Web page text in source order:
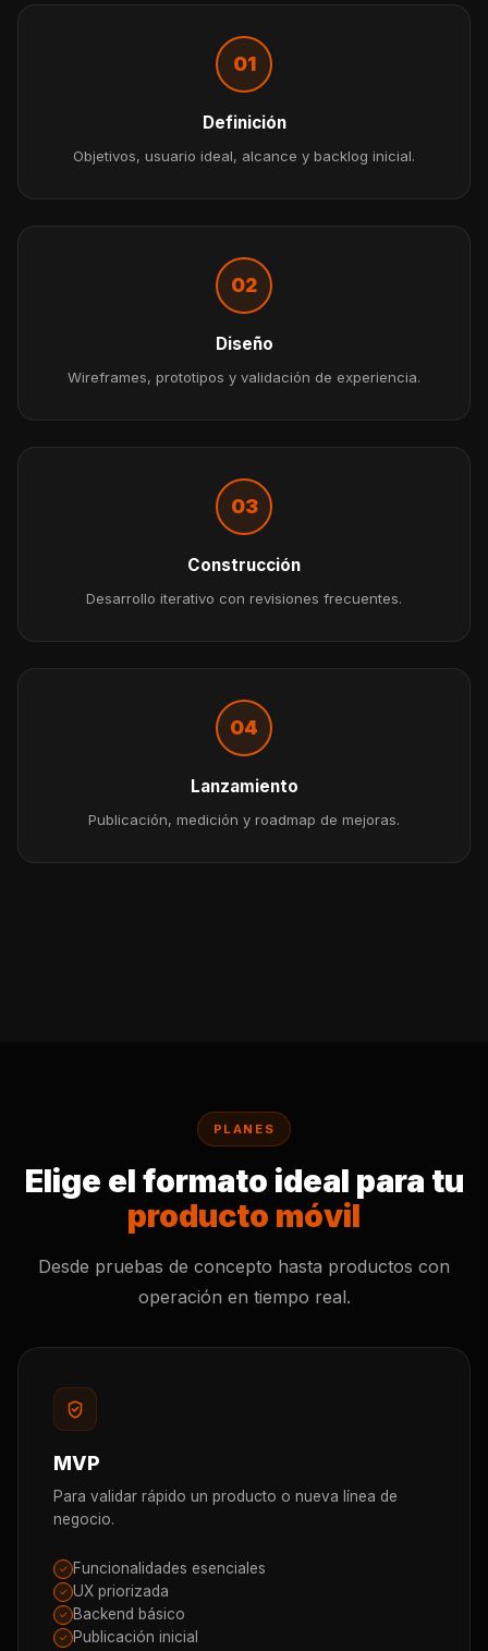
01
Definición
Objetivos, usuario ideal, alcance y backlog inicial.
02
Diseño
Wireframes, prototipos y validación de experiencia.
03
Construcción
Desarrollo iterativo con revisiones frecuentes.
04
Lanzamiento
Publicación, medición y roadmap de mejoras.
PLANES
Elige el formato ideal para tu
producto móvil
Desde pruebas de concepto hasta productos con
operación en tiempo real.
MVP
Para validar rápido un producto o nueva línea de
negocio.
✓ Funcionalidades esenciales
✓ UX priorizada
✓ Backend básico
✓ Publicación inicial